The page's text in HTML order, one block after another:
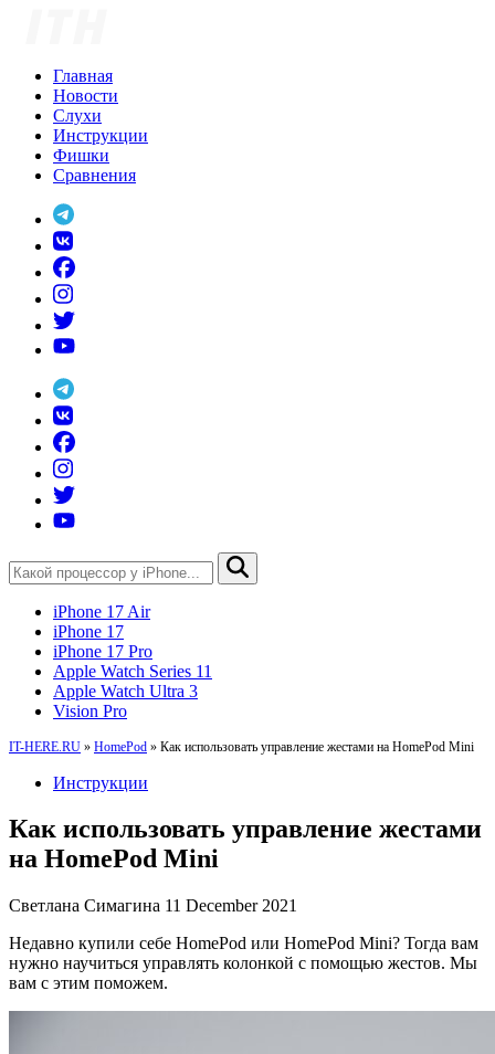
Главная
Новости
Слухи
Инструкции
Фишки
Сравнения
iPhone 17 Air
iPhone 17
iPhone 17 Pro
Apple Watch Series 11
Apple Watch Ultra 3
Vision Pro
IT-HERE.RU » HomePod » Как использовать управление жестами на HomePod Mini
Инструкции
Как использовать управление жестами
на HomePod Mini
Светлана Симагина 11 December 2021
Недавно купили себе HomePod или HomePod Mini? Тогда вам
нужно научиться управлять колонкой с помощью жестов. Мы
вам с этим поможем.